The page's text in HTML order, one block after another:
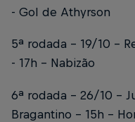
- Gol de Athyrson
5ª rodada - 19/10 -
- 17h - Nabizão
6ª rodada - 26/10 -
Bragantino - 15h -